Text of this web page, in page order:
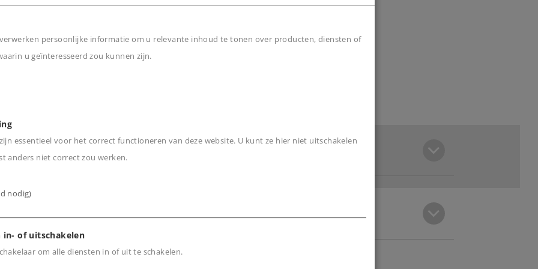
de TGV INOUI voor de
persoonlijke informatie om u relevante inhoud te tonen over producten, diensten of
u geïnteresseerd zou kunnen zijn.
essentieel voor het correct functioneren van deze website. U kunt ze hier niet uitschakelen
anders niet correct zou werken.
nodig)
in- of uitschakelen
om alle diensten in of uit te schakelen.